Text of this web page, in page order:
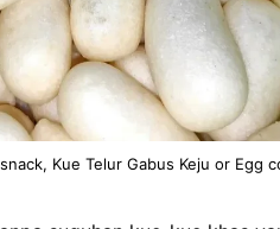
Kue Telur Gabus Keju or Egg